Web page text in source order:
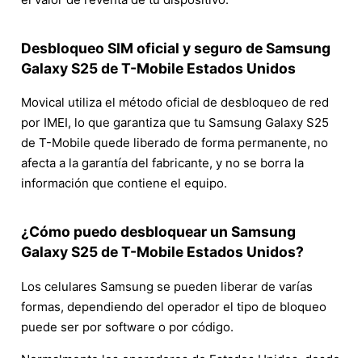
Desbloqueo SIM oficial y seguro de Samsung
Galaxy S25 de T-Mobile Estados Unidos
Movical utiliza el método oficial de desbloqueo de red
por IMEI, lo que garantiza que tu Samsung Galaxy S25
de T-Mobile quede liberado de forma permanente, no
afecta a la garantía del fabricante, y no se borra la
información que contiene el equipo.
¿Cómo puedo desbloquear un Samsung
Galaxy S25 de T-Mobile Estados Unidos?
Los celulares Samsung se pueden liberar de varías
formas, dependiendo del operador el tipo de bloqueo
puede ser por software o por código.